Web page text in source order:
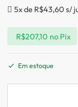
5x de R$43,60 s/
R$207,10 no Pix
Em estoque